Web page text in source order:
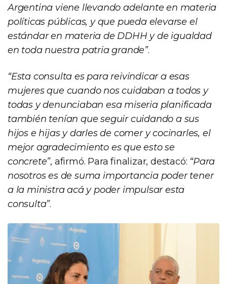
Argentina viene llevando adelante en materia
políticas públicas, y que pueda elevarse el
estándar en materia de DDHH y de igualdad
en toda nuestra patria grande”.
“Esta consulta es para reivindicar a esas
mujeres que cuando nos cuidaban a todos y
todas y denunciaban esa miseria planificada
también tenían que seguir cuidando a sus
hijos e hijas y darles de comer y cocinarles, el
mejor agradecimiento es que esto se
concrete”, afirmó. Para finalizar, destacó: “Para
nosotros es de suma importancia poder tener
a la ministra acá y poder impulsar esta
consulta”.